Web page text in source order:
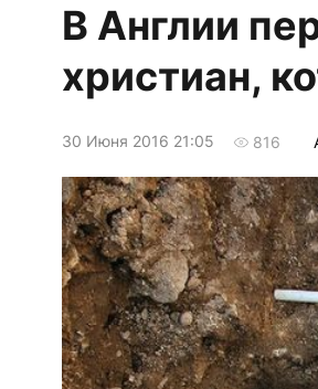
В Англии
христиан,
30 Июня 2016 21:05 816